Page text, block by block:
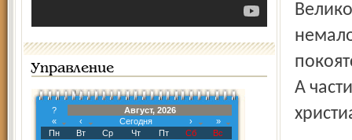
Управление
?
Август, 2026
«
‹ Сегодня ›
»
Пн
Вт Ср Чт Пт Сб
Вс
А